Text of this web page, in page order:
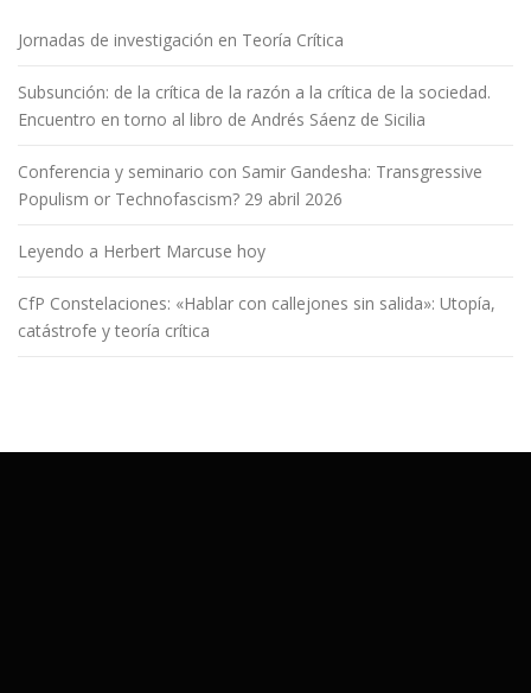
Jornadas de investigación en Teoría Crítica
Subsunción: de la crítica de la razón a la crítica de la sociedad.
Encuentro en torno al libro de Andrés Sáenz de Sicilia
Conferencia y seminario con Samir Gandesha: Transgressive
Populism or Technofascism? 29 abril 2026
Leyendo a Herbert Marcuse hoy
CfP Constelaciones: «Hablar con callejones sin salida»: Utopía,
catástrofe y teoría crítica